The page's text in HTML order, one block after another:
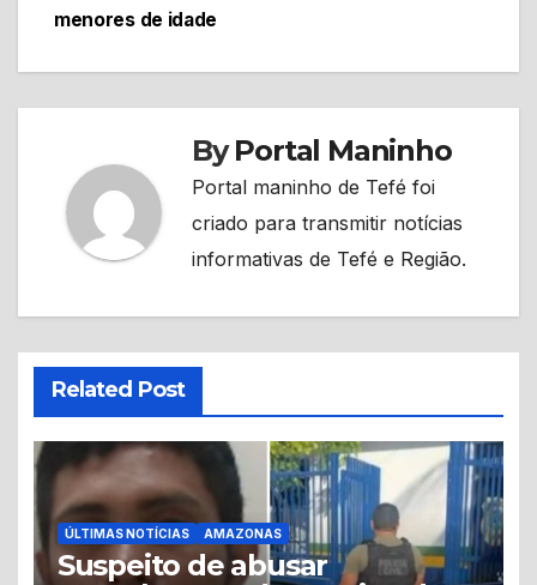
menores de idade
ByPortal Maninho
Portal maninho de Tefé foi
criado para transmitir notícias
informativas de Tefé e Região.
Related Post
ÚLTIMAS NOTÍCIAS AMAZONAS
Suspeito de abusar